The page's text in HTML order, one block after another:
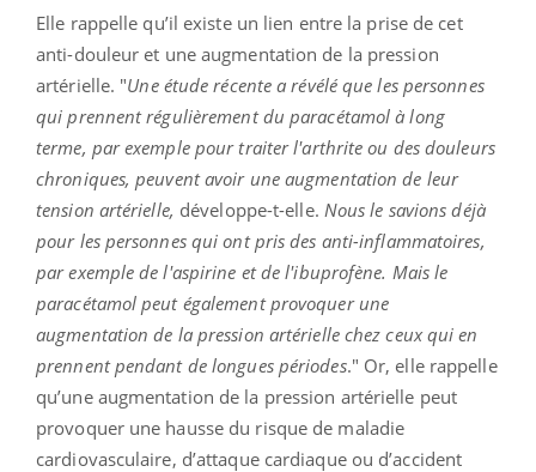
Elle rappelle qu’il existe un lien entre la prise de cet
anti-douleur et une augmentation de la pression
artérielle. "Une étude récente a révélé que les personnes
qui prennent régulièrement du paracétamol à long
terme, par exemple pour traiter l'arthrite ou des douleurs
chroniques, peuvent avoir une augmentation de leur
tension artérielle, développe-t-elle. Nous le savions déjà
pour les personnes qui ont pris des anti-inflammatoires,
par exemple de l'aspirine et de l'ibuprofène. Mais le
paracétamol peut également provoquer une
augmentation de la pression artérielle chez ceux qui en
prennent pendant de longues périodes." Or, elle rappelle
qu’une augmentation de la pression artérielle peut
provoquer une hausse du risque de maladie
cardiovasculaire, d’attaque cardiaque ou d’accident